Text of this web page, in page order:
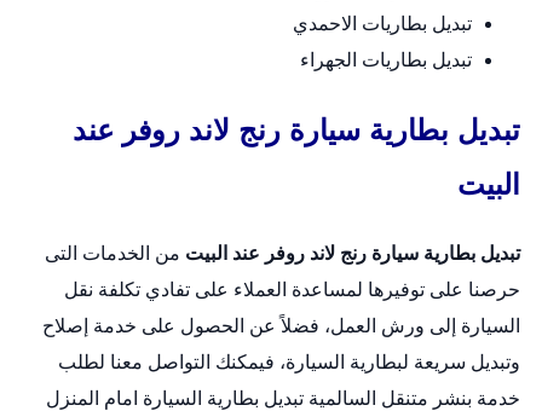
تبديل بطاريات الاحمدي
تبديل بطاريات الجهراء
تبديل بطارية سيارة رنج لاند روفر عند
البيت
تبديل بطارية سيارة رنج لاند روفر عند البيت من الخدمات التى
حرصنا على توفيرها لمساعدة العملاء على تفادي تكلفة نقل
السيارة إلى ورش العمل، فضلاً عن الحصول على خدمة إصلاح
وتبديل سريعة لبطارية السيارة، فيمكنك التواصل معنا لطلب
خدمة بنشر متنقل السالمية تبديل بطارية السيارة امام المنزل